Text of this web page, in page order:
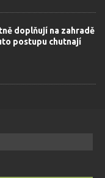
doplňují na zahradě
postupu chutnají